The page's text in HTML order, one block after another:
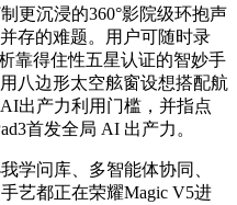
更沉浸的360°影院级环抱声
存的难题。用户可随时录
靠得住性五星认证的智妙手
八边形太空舷窗设想搭配航
出产力利用门槛，并指点
首发全局 AI 出产力。
问库、多智能体协同、
艺都正在荣耀Magic V5进